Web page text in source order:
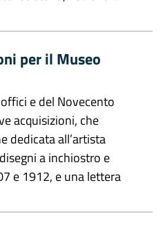
per il Museo
e del Novecento
acquisizioni, che
dedicata all’artista
a inchiostro e
e 1912, e una lettera